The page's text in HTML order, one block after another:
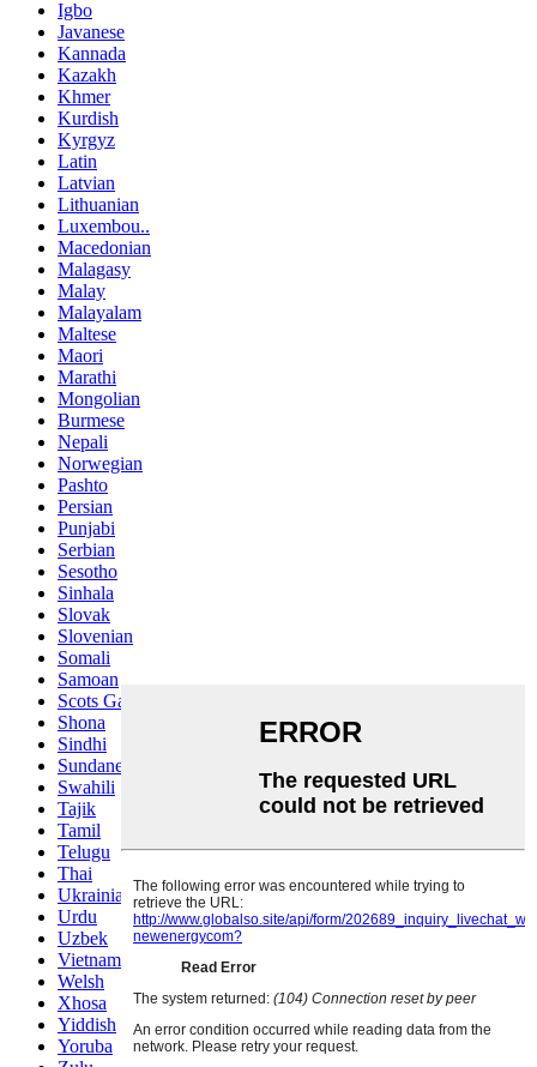
Igbo
Javanese
Kannada
Kazakh
Khmer
Kurdish
Kyrgyz
Latin
Latvian
Lithuanian
Luxembou..
Macedonian
Malagasy
Malay
Malayalam
Maltese
Maori
Marathi
Mongolian
Burmese
Nepali
Norwegian
Pashto
Persian
Punjabi
Serbian
Sesotho
Sinhala
Slovak
Slovenian
Somali
Samoan
Scots Gaelic
Shona
Sindhi
Sundanese
Swahili
Tajik
Tamil
Telugu
Thai
Ukrainian
Urdu
Uzbek
Vietnamese
Welsh
Xhosa
Yiddish
Yoruba